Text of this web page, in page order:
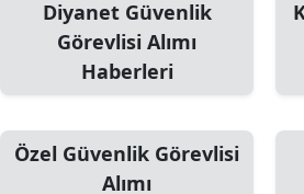
Diyanet Güvenlik
Görevlisi Alımı
Haberleri
Özel Güvenlik Görevlisi
Alımı